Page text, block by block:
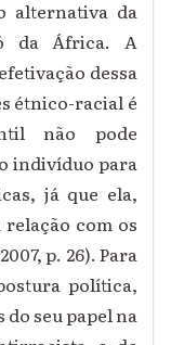
alternativa da
da África. A
dessa
étnico-racial é
não pode
indivíduo para
já que ela,
com os
p. 26). Para
política,
seu papel na